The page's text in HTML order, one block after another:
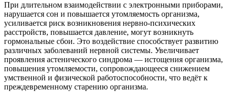
При длительном взаимодействии с электронными приборами,
нарушается сон и повышается утомляемость организма,
усиливается риск возникновения нервно-психических
расстройств, повышается давление, могут возникнуть
гормональные сбои. Это воздействие способствует развитию
различных заболеваний нервной системы. Увеличивает
проявления астенического синдрома — истощения организма,
повышения утомляемости, сопровождающееся снижением
умственной и физической работоспособности, что ведёт к
преждевременному старению организма.